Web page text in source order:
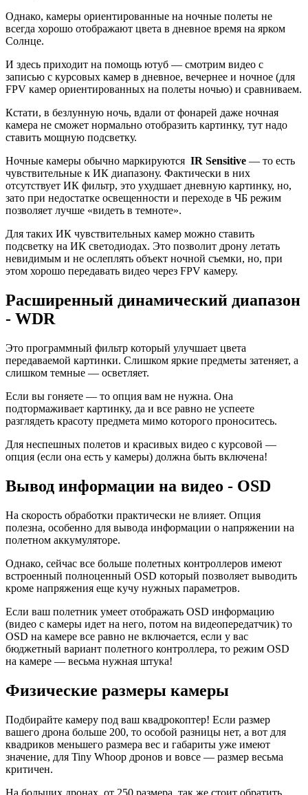
Однако, камеры ориентированные на ночные полеты не
всегда хорошо отображают цвета в дневное время на ярком
Солнце.
И здесь приходит на помощь ютуб — смотрим видео с
записью с курсовых камер в дневное, вечернее и ночное (для
FPV камер ориентированных на полеты ночью) и сравниваем.
Кстати, в безлунную ночь, вдали от фонарей даже ночная
камера не сможет нормально отобразить картинку, тут надо
ставить мощную подсветку.
Ночные камеры обычно маркируются IR Sensitive — то есть
чувствительные к ИК диапазону. Фактически в них
отсутствует ИК фильтр, это ухудшает дневную картинку, но,
зато при недостатке освещенности и переходе в ЧБ режим
позволяет лучше «видеть в темноте».
Для таких ИК чувствительных камер можно ставить
подсветку на ИК светодиодах. Это позволит дрону летать
невидимым и не ослеплять объект ночной съемки, но, при
этом хорошо передавать видео через FPV камеру.
Расширенный динамический диапазон
- WDR
Это программный фильтр который улучшает цвета
передаваемой картинки. Слишком яркие предметы затеняет, а
слишком темные — осветляет.
Если вы гоняете — то опция вам не нужна. Она
подтормаживает картинку, да и все равно не успеете
разглядеть красоту предмета мимо которого проноситесь.
Для неспешных полетов и красивых видео с курсовой —
опция (если она есть у камеры) должна быть включена!
Вывод информации на видео - OSD
На скорость обработки практически не влияет. Опция
полезна, особенно для вывода информации о напряжении на
полетном аккумуляторе.
Однако, сейчас все больше полетных контроллеров имеют
встроенный полноценный OSD который позволяет выводить
кроме напряжения еще кучу нужных параметров.
Если ваш полетник умеет отображать OSD информацию
(видео с камеры идет на него, потом на видеопередатчик) то
OSD на камере все равно не включается, если у вас
бюджетный вариант полетного контроллера, то режим OSD
на камере — весьма нужная штука!
Физические размеры камеры
Подбирайте камеру под ваш квадрокоптер! Если размер
вашего дрона больше 200, то особой разницы нет, а вот для
квадриков меньшего размера вес и габариты уже имеют
значение, для Tiny Whoop дронов и вовсе — размер весьма
критичен.
На больших дронах, от 250 размера, так же стоит обратить